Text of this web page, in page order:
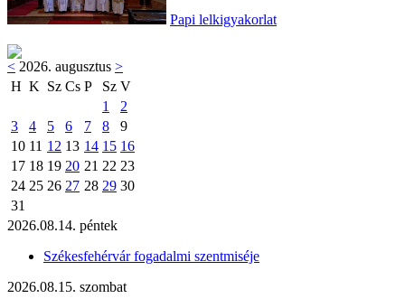
Papi lelkigyakorlat
< 2026. augusztus >
H K Sz Cs P Sz V
1
2
3
4 5 6 7 8
9
10 11 12 13 14 15 16
17 18 19 20 21 22 23
24 25 26 27 28 29 30
31
2026.08.14. péntek
Székesfehérvár fogadalmi szentmiséje
2026.08.15. szombat